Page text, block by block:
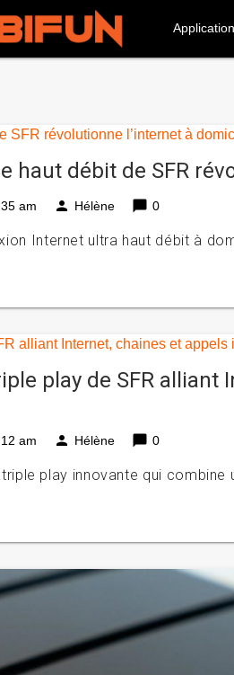
haut débit de SFR
am person Hélène chat_bubble 0
Internet ultra haut débit à
play de SFR alliant
am person Hélène chat_bubble 0
play innovante qui combine